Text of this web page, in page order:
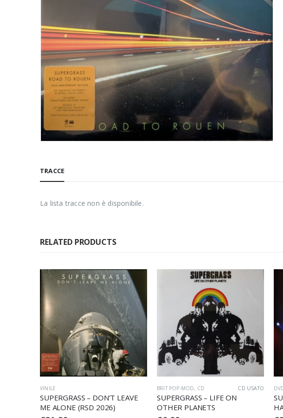
TRACCE
La lista tracce non è disponibile.
RELATED PRODUCTS
LEAVE
CD USATO
SUPERGRASS – LIFE ON
OTHER PLANETS
DVD
SUPERGRASS – DIAMOND HOO
HA MEN GLANGE FEVER